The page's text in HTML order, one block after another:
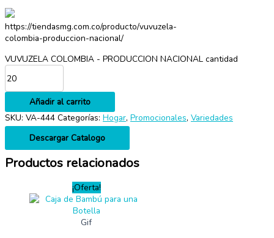
https://tiendasmg.com.co/producto/vuvuzela-
colombia-produccion-nacional/
VUVUZELA COLOMBIA - PRODUCCION NACIONAL cantidad
Añadir al carrito
SKU: VA-444 Categorías: Hogar, Promocionales, Variedades
Descargar Catalogo
Productos relacionados
¡Oferta!
Gif